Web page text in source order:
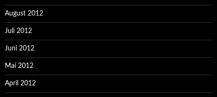
August 2012
Juli 2012
Juni 2012
Mai 2012
April 2012